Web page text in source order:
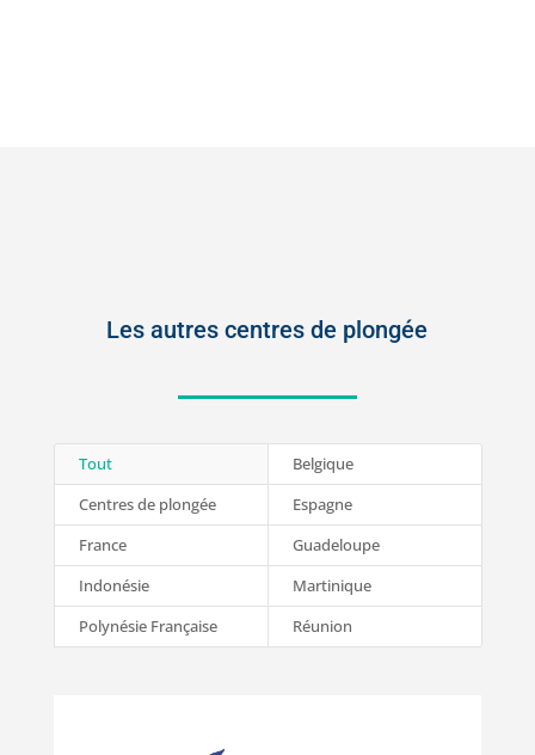
Les autres centres de plongée
Tout
Belgique
Centres de plongée
Espagne
France
Guadeloupe
Indonésie
Martinique
Polynésie Française
Réunion